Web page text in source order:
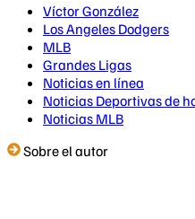
Víctor González
Los Angeles Dodgers
MLB
Grandes Ligas
Noticias en línea
Noticias Deportivas de
Noticias MLB
Sobre el autor